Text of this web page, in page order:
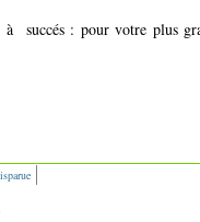
à succés : pour votre plus